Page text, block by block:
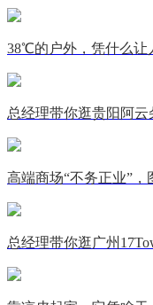
38℃的户外，凭什么让
总经理带你逛贵阳阿云
高端商场“不务正业”，
总经理带你逛广州